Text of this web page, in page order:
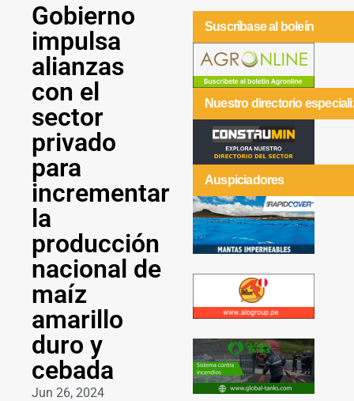
Gobierno
impulsa
alianzas
con el
sector
privado
para
incrementar
la
producción
nacional de
maíz
amarillo
duro y
cebada
Jun 26, 2024
Suscríbase al boleín
Nuestro directorio
Auspiciadores